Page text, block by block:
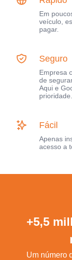
Em
veículo,
pagar.
Seguro
Empresa
de
Aqui e
prioridade.
Fácil
Apenas
acesso a
+5,5
Um número